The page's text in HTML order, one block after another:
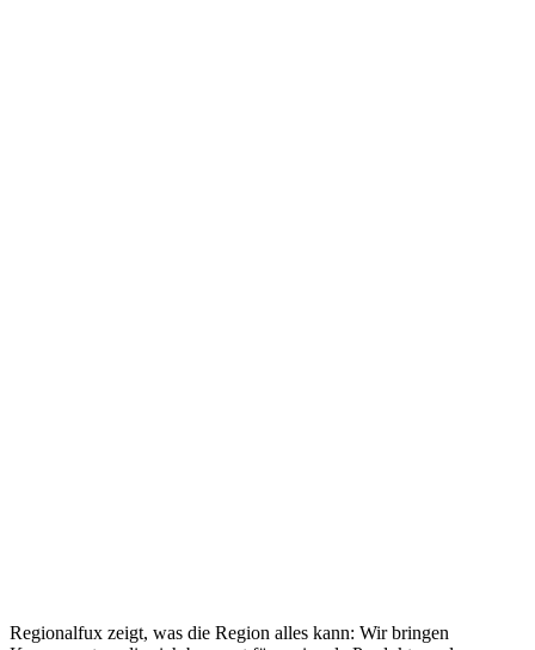
Regionalfux zeigt, was die Region alles kann: Wir bringen